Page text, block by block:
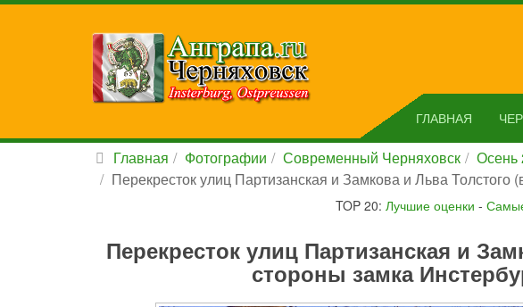
ГЛАВНАЯ
Главная Фотографии Современный Черняховск
Осень
Перекресток улиц Партизанская и Замкова и Льва Толстого
TOP 20: Лучшие оценки -
Перекресток улиц Партизанская и
стороны замка